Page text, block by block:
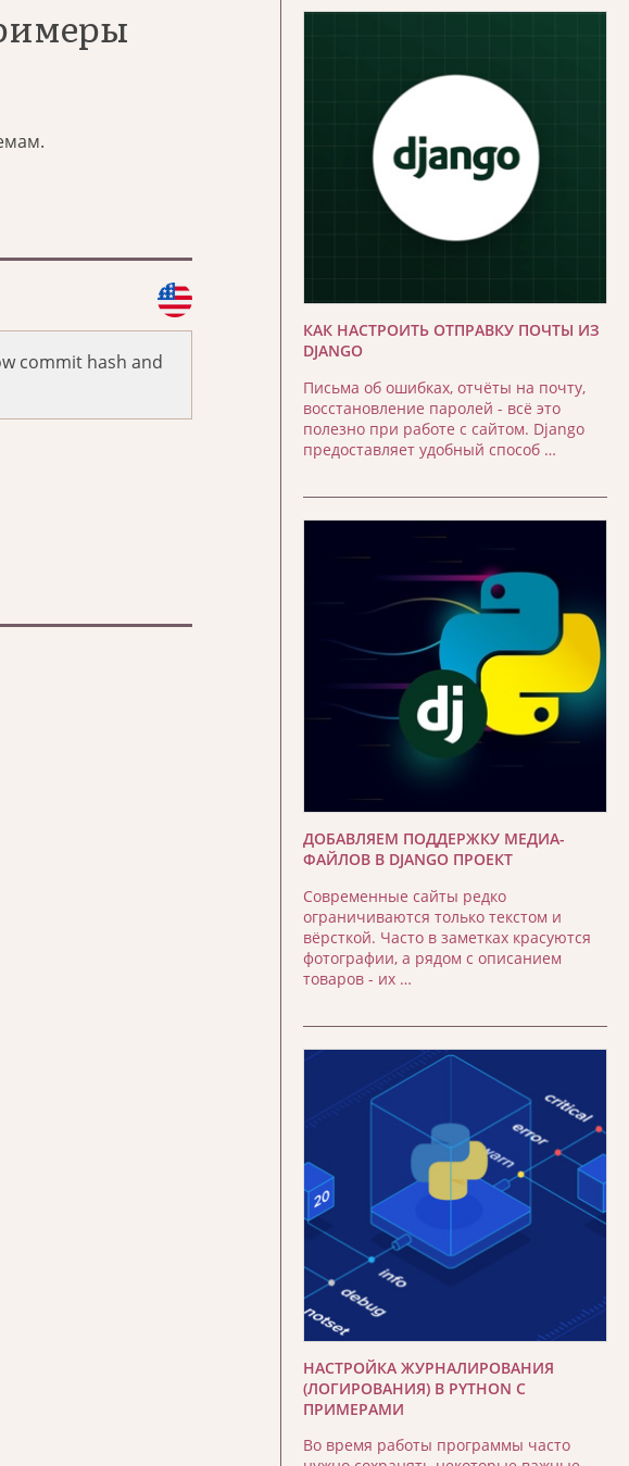
commit hash and
КАК НАСТРОИТЬ ОТПРАВКУ ПОЧТЫ ИЗ
DJANGO
Письма об ошибках, отчёты на почту,
восстановление паролей - всё это
полезно при работе с сайтом. Django
предоставляет удобный способ …
ДОБАВЛЯЕМ ПОДДЕРЖКУ МЕДИА-
ФАЙЛОВ В DJANGO ПРОЕКТ
Современные сайты редко
ограничиваются только текстом и
вёрсткой. Часто в заметках красуются
фотографии, а рядом с описанием
товаров - их …
НАСТРОЙКА ЖУРНАЛИРОВАНИЯ
(ЛОГИРОВАНИЯ) В PYTHON С
ПРИМЕРАМИ
Во время работы программы часто